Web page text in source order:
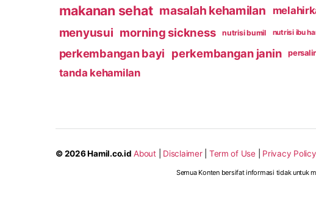
makanan sehat masalah kehamilan
menyusui morning sickness nutrisi bumil nutrisi ibu
perkembangan bayi perkembangan janin
tanda kehamilan
© 2026Hamil.co.id About| Disclaimer| Term of Use| Privacy Policy
Semua Konten bersifat informasi tidak untuk